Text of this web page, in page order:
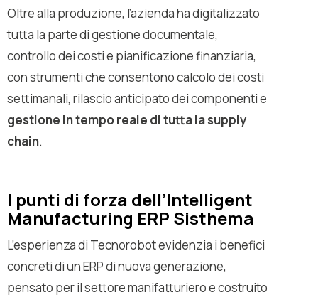
Oltre alla produzione, l’azienda ha digitalizzato
tutta la parte di gestione documentale,
controllo dei costi e pianificazione finanziaria,
con strumenti che consentono calcolo dei costi
settimanali, rilascio anticipato dei componenti e
gestione in tempo reale di tutta la supply
chain.
I punti di forza dell’Intelligent
Manufacturing ERP Sisthema
L’esperienza di Tecnorobot evidenzia i benefici
concreti di un ERP di nuova generazione,
pensato per il settore manifatturiero e costruito